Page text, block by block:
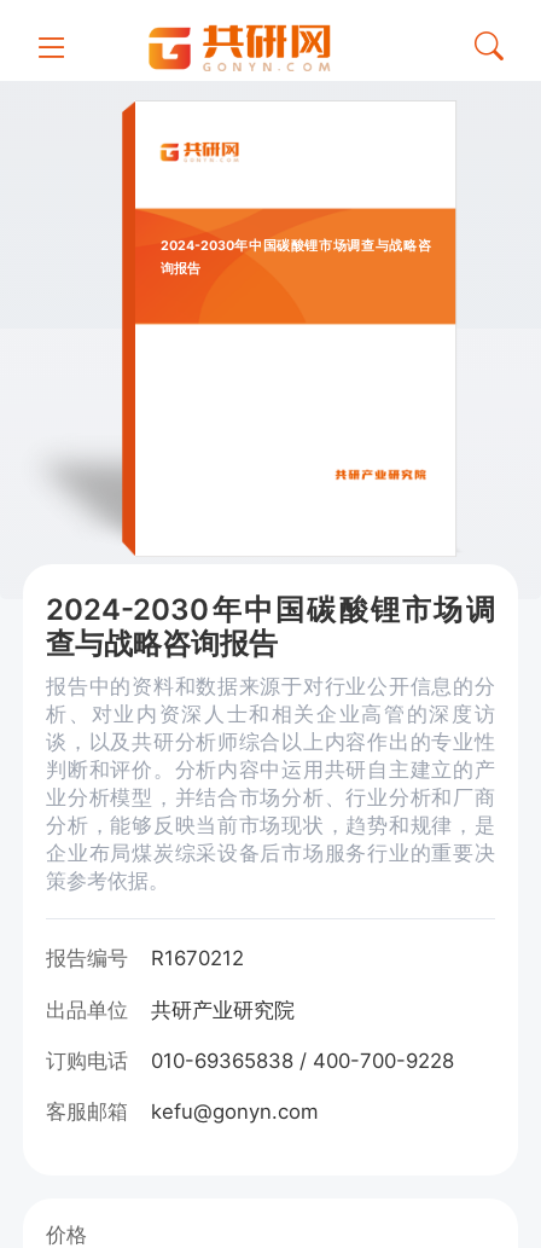
2024-2030年中国碳酸锂市场调查与战略咨
询报告
2024-2030年中国碳酸锂市场调
查与战略咨询报告
报告中的资料和数据来源于对行业公开信息的分
析、对业内资深人士和相关企业高管的深度访
谈，以及共研分析师综合以上内容作出的专业性
判断和评价。分析内容中运用共研自主建立的产
业分析模型，并结合市场分析、行业分析和厂商
分析，能够反映当前市场现状，趋势和规律，是
企业布局煤炭综采设备后市场服务行业的重要决
策参考依据。
报告编号 R1670212
出品单位 共研产业研究院
订购电话 010-69365838 / 400-700-9228
客服邮箱 kefu@gonyn.com
价格